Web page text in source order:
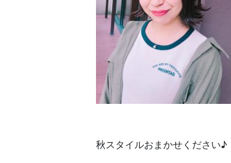
秋スタイルおまかせください♪